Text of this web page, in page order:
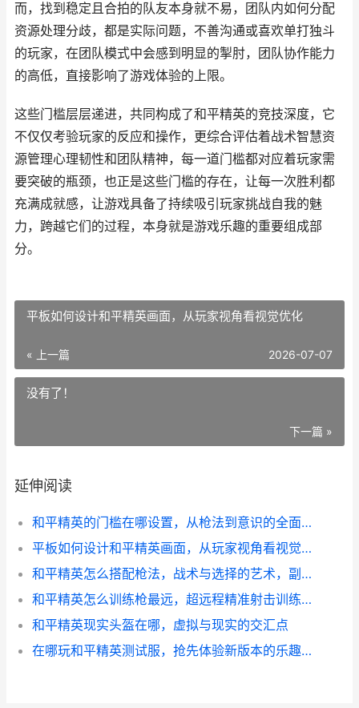
而，找到稳定且合拍的队友本身就不易，团队内如何分配
资源处理分歧，都是实际问题，不善沟通或喜欢单打独斗
的玩家，在团队模式中会感到明显的掣肘，团队协作能力
的高低，直接影响了游戏体验的上限。
这些门槛层层递进，共同构成了和平精英的竞技深度，它
不仅仅考验玩家的反应和操作，更综合评估着战术智慧资
源管理心理韧性和团队精神，每一道门槛都对应着玩家需
要突破的瓶颈，也正是这些门槛的存在，让每一次胜利都
充满成就感，让游戏具备了持续吸引玩家挑战自我的魅
力，跨越它们的过程，本身就是游戏乐趣的重要组成部
分。
平板如何设计和平精英画面，从玩家视角看视觉优化
« 上一篇 2026-07-07
没有了！
下一篇 »
延伸阅读
和平精英的门槛在哪设置，从枪法到意识的全面解析
平板如何设计和平精英画面，从玩家视角看视觉优化
和平精英怎么搭配枪法，战术与选择的艺术，副标题，从新手到高手的武器搭配心法
和平精英怎么训练枪最远，超远程精准射击训练指南
和平精英现实头盔在哪，虚拟与现实的交汇点
在哪玩和平精英测试服，抢先体验新版本的乐趣，副标题，探索测试服的独特魅力与游玩途径